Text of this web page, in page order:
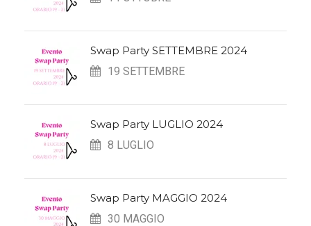
Swap Party SETTEMBRE 2024
19 SETTEMBRE
Swap Party LUGLIO 2024
8 LUGLIO
Swap Party MAGGIO 2024
30 MAGGIO